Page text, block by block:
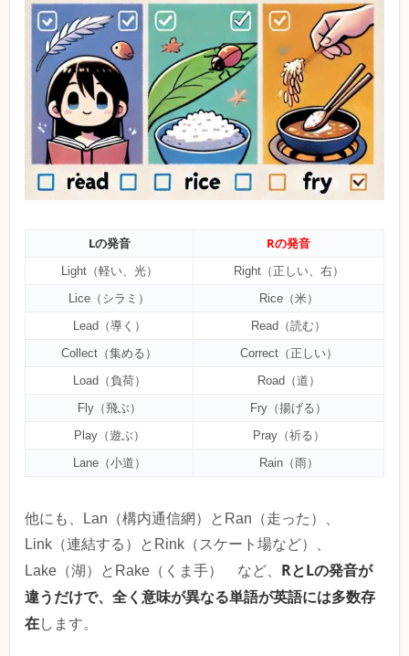
Lの発音 Rの発音
Light（軽い、光）
Right（正しい、右）
Lice（シラミ）
Rice（米）
Lead（導く）
Read（読む）
Collect（集める）
Correct（正しい）
Load（負荷）
Road（道）
Fly（飛ぶ）
Fry（揚げる）
Play（遊ぶ）
Pray（祈る）
Lane（小道）
Rain（雨）
他にも、Lan（構内通信網）とRan（走った）、
Link（連結する）とRink（スケート場など）、
Lake（湖）とRake（くま手） など、 RとLの発音が
違うだけで、全く意味が異なる単語が英語には多数存
在します。